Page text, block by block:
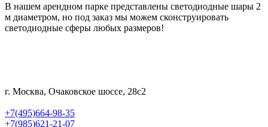
В нашем арендном парке представлены светодиодные шары 2
м диаметром, но под заказ мы можем сконструировать
светодиодные сферы любых размеров!
г. Москва, Очаковское шоссе, 28с2
+7(495)664-98-35
+7(985)621-21-07